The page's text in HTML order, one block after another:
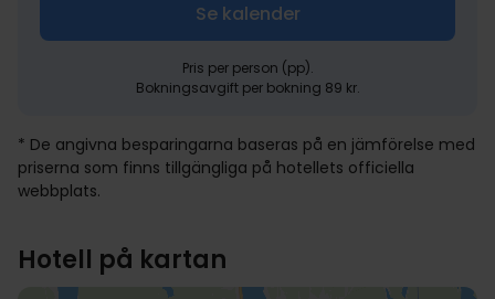
Se kalender
Pris per person (pp).
Bokningsavgift per bokning 89 kr.
* De angivna besparingarna baseras på en jämförelse med
priserna som finns tillgängliga på hotellets officiella
webbplats.
Hotell på kartan